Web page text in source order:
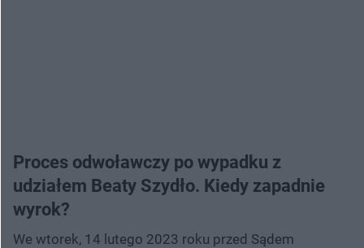
Proces odwoławczy po wypadku z
udziałem Beaty Szydło. Kiedy zapadnie
wyrok?
We wtorek, 14 lutego 2023 roku przed Sądem